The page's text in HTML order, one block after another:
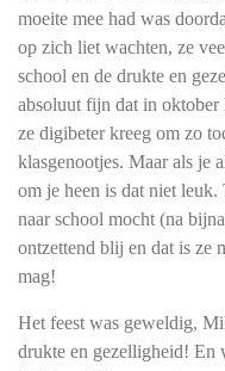
moeite mee had was
op zich liet wachten, ze
school en de drukte en
absoluut fijn dat in oktober
ze digibeter kreeg om zo
klasgenootjes. Maar als je
om je heen is dat niet
naar school mocht (na
ontzettend blij en dat is ze
mag!
Het feest was geweldig,
drukte en gezelligheid! En